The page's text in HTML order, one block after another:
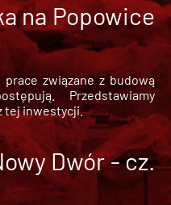
na Popowice
związane z budową
Przedstawiamy
tej inwestycji.
Dwór - cz.